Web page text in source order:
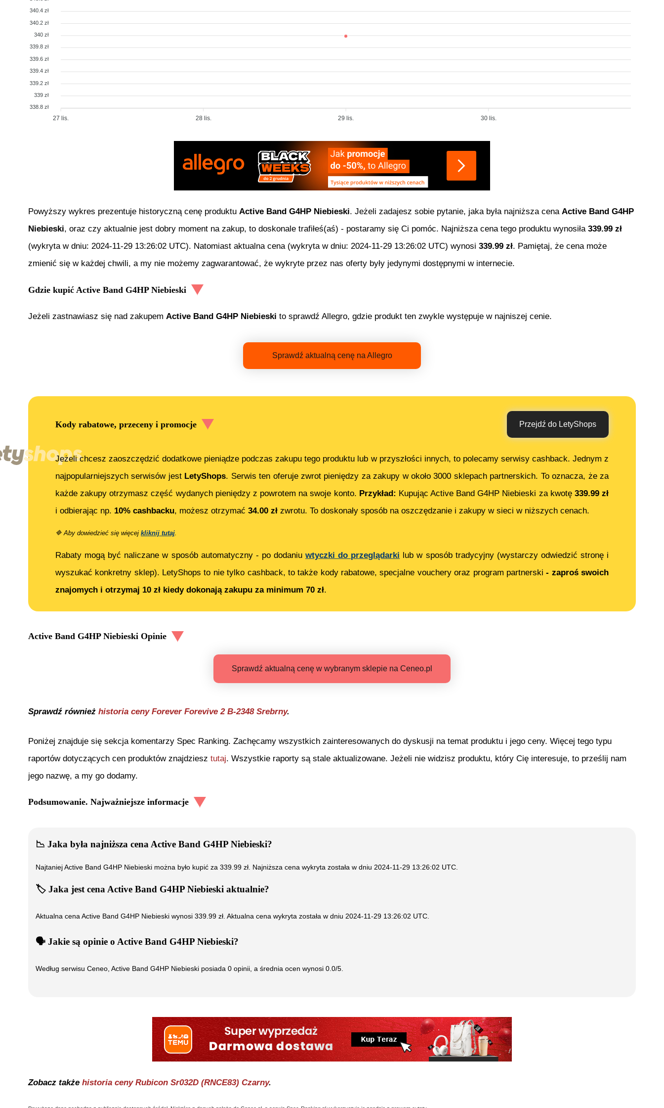
340.4 zł
340.2 zł
340 zł
339.8 zł
339.6 zł
339.4 zł
339.2 zł
339 zł
338.8 zł
27 lis. 28 lis. 29 lis. 30 lis.
Powyższy wykres prezentuje historyczną cenę produktu Active Band G4HP Niebieski. Jeżeli zadajesz sobie pytanie, jaka była najniższa cena Active Band G4HP
Niebieski, oraz czy aktualnie jest dobry moment na zakup, to doskonale trafiłeś(aś) - postaramy się Ci pomóc. Najniższa cena tego produktu wynosiła 339.99 zł
(wykryta w dniu: 2024-11-29 13:26:02 UTC). Natomiast aktualna cena (wykryta w dniu: 2024-11-29 13:26:02 UTC) wynosi 339.99 zł. Pamiętaj, że cena może
zmienić się w każdej chwili, a my nie możemy zagwarantować, że wykryte przez nas oferty były jedynymi dostępnymi w internecie.
Gdzie kupić Active Band G4HP Niebieski
Jeżeli zastnawiasz się nad zakupem Active Band G4HP Niebieski to sprawdź Allegro, gdzie produkt ten zwykle występuje w najniszej cenie.
Sprawdź aktualną cenę na Allegro
Kody rabatowe, przeceny i promocje Przejdź do LetyShops
Jeżeli chcesz zaoszczędzić dodatkowe pieniądze podczas zakupu tego produktu lub w przyszłości innych, to polecamy serwisy cashback. Jednym z
najpopularniejszych serwisów jest LetyShops. Serwis ten oferuje zwrot pieniędzy za zakupy w około 3000 sklepach partnerskich. To oznacza, że za
każde zakupy otrzymasz część wydanych pieniędzy z powrotem na swoje konto. Przykład: Kupując Active Band G4HP Niebieski za kwotę 339.99zł
i odbierając np. 10% cashbacku, możesz otrzymać 34.00 zł zwrotu. To doskonały sposób na oszczędzanie i zakupy w sieci w niższych cenach.
🔷 Aby dowiedzieć się więcej kliknij tutaj.
Rabaty mogą być naliczane w sposób automatyczny - po dodaniu wtyczki do przeglądarki lub w sposób tradycyjny (wystarczy odwiedzić stronę i
wyszukać konkretny sklep). LetyShops to nie tylko cashback, to także kody rabatowe, specjalne vouchery oraz program partnerski- zaproś swoich
znajomych i otrzymaj 10 zł kiedy dokonają zakupu za minimum 70 zł.
Active Band G4HP Niebieski Opinie
Sprawdź aktualną cenę w wybranym sklepie na Ceneo.pl
Sprawdź również historia ceny Forever Forevive 2 B-2348 Srebrny.
Poniżej znajduje się sekcja komentarzy Spec Ranking. Zachęcamy wszystkich zainteresowanych do dyskusji na temat produktu i jego ceny. Więcej tego typu
raportów dotyczących cen produktów znajdziesz tutaj. Wszystkie raporty są stale aktualizowane. Jeżeli nie widzisz produktu, który Cię interesuje, to prześlij nam
jego nazwę, a my go dodamy.
Podsumowanie. Najważniejsze informacje
📉 Jaka była najniższa cena Active Band G4HP Niebieski?
NajtaniejActive Band G4HP Niebieski można było kupić za 339.99 zł. Najniższa cena wykryta została w dniu 2024-11-29 13:26:02 UTC.
🏷️ Jaka jest cenaActive Band G4HP Niebieski aktualnie?
Aktualna cena Active Band G4HP Niebieski wynosi 339.99 zł. Aktualna cena wykryta została w dniu 2024-11-29 13:26:02 UTC
🗣️ ️ Jakie są opinie o Active Band G4HP Niebieski?
Według serwisu Ceneo, Active Band G4HP Niebieski posiada 0 opinii, a średnia ocen wynosi 0.0/5.
Zobacz także historia ceny Rubicon Sr032D (RNCE83) Czarny.